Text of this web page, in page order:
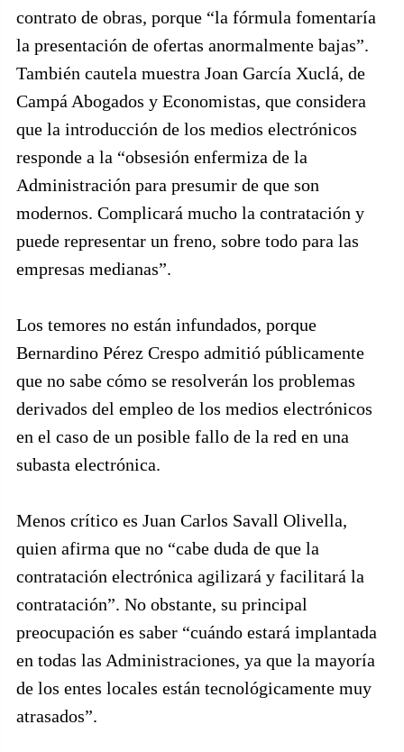
contrato de obras, porque “la fórmula fomentaría
la presentación de ofertas anormalmente bajas”.
También cautela muestra Joan García Xuclá, de
Campá Abogados y Economistas, que considera
que la introducción de los medios electrónicos
responde a la “obsesión enfermiza de la
Administración para presumir de que son
modernos. Complicará mucho la contratación y
puede representar un freno, sobre todo para las
empresas medianas”.
Los temores no están infundados, porque
Bernardino Pérez Crespo admitió públicamente
que no sabe cómo se resolverán los problemas
derivados del empleo de los medios electrónicos
en el caso de un posible fallo de la red en una
subasta electrónica.
Menos crítico es Juan Carlos Savall Olivella,
quien afirma que no “cabe duda de que la
contratación electrónica agilizará y facilitará la
contratación”. No obstante, su principal
preocupación es saber “cuándo estará implantada
en todas las Administraciones, ya que la mayoría
de los entes locales están tecnológicamente muy
atrasados”.